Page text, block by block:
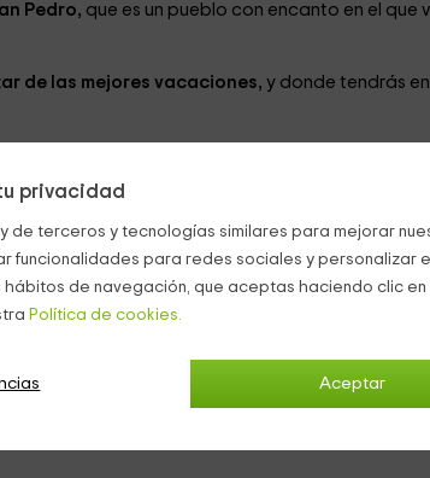
privacidad
de terceros y tecnologías similares para mejorar
funcionalidades para redes sociales y personalizar
hábitos de navegación, que aceptas haciendo clic
Política de cookies.
Aceptar
Pedro, que es un pueblo con encanto en el que
de las mejores vacaciones, y donde tendrás en
que van a encontrar en el interior los siguientes
mueble de madera. En un lado, tenemos una
la otra
con el conjunto de los
Una de las cocinas dispone de una